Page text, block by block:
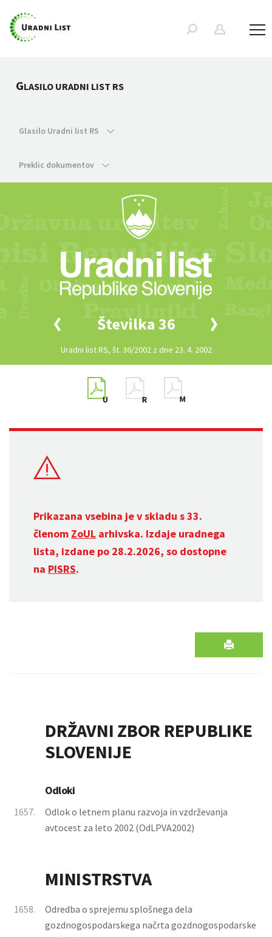
GLASILO URADNI LIST RS
Glasilo Uradni list RS
Preklic dokumentov
Številka 36
Uradni list RS, št. 36/2002 z dne 23. 4. 2002
Prikazana vsebina je v skladu s 33.
členom ZoUL arhivska. Izdaje uradnega
lista, izdane po 28.2.2026, so dostopne
na PISRS.
DRŽAVNI ZBOR REPUBLIKE
SLOVENIJE
Odloki
1657.
Odlok o letnem planu razvoja in vzdrževanja
avtocest za leto 2002 (OdLPVA2002)
MINISTRSTVA
1658.
Odredba o sprejemu splošnega dela
gozdnogospodarskega načrta gozdnogospodarske